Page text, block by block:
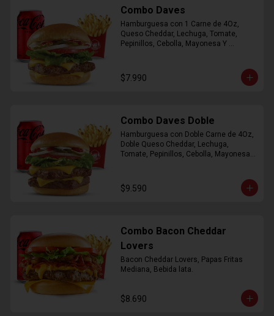
Combo Daves
Hamburguesa con 1 Carne de 4Oz,
Queso Cheddar, Lechuga, Tomate,
Pepinillos, Cebolla, Mayonesa Y
$7.990
Combo Daves Doble
Hamburguesa con Doble Carne de 4Oz,
Doble Queso Cheddar, Lechuga,
Tomate, Pepinillos, Cebolla, Mayonesa y
$9.590
Combo Bacon Cheddar
Lovers
Bacon Cheddar Lovers, Papas Fritas
Mediana, Bebida lata.
$8.690